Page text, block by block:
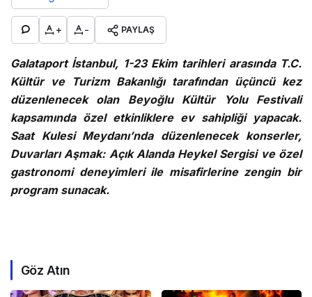
+ - PAYLAŞ
Galataport İstanbul, 1-23 Ekim tarihleri arasında T.C.
Kültür ve Turizm Bakanlığı tarafından üçüncü kez
düzenlenecek olan Beyoğlu Kültür Yolu Festivali
kapsamında özel etkinliklere ev sahipliği yapacak.
Saat Kulesi Meydanı’nda düzenlenecek konserler,
Duvarları Aşmak: Açık Alanda Heykel Sergisi ve özel
gastronomi deneyimleri ile misafirlerine zengin bir
program sunacak.
Göz Atın